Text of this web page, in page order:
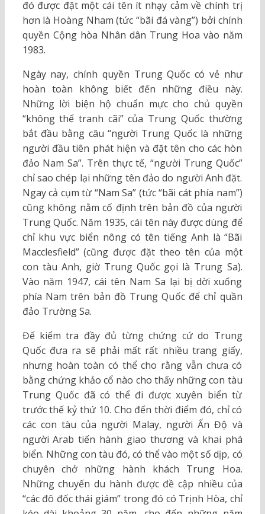
đó được đặt một cái tên ít nhạy cảm về chính trị
hơn là Hoàng Nham (tức “bãi đá vàng”) bởi chính
quyền Cộng hòa Nhân dân Trung Hoa vào năm
1983.
Ngày nay, chính quyền Trung Quốc có vẻ như
hoàn toàn không biết đến những điều này.
Những lời biện hộ chuẩn mực cho chủ quyền
“không thể tranh cãi” của Trung Quốc thường
bắt đầu bằng câu “người Trung Quốc là những
người đầu tiên phát hiện và đặt tên cho các hòn
đảo Nam Sa”. Trên thực tế, “người Trung Quốc”
chỉ sao chép lại những tên đảo do người Anh đặt.
Ngay cả cụm từ “Nam Sa” (tức “bãi cát phía nam”)
cũng không nằm cố định trên bản đồ của người
Trung Quốc. Năm 1935, cái tên này được dùng để
chỉ khu vực biển nông có tên tiếng Anh là “Bãi
Macclesfield” (cũng được đặt theo tên của một
con tàu Anh, giờ Trung Quốc gọi là Trung Sa).
Vào năm 1947, cái tên Nam Sa lại bị dời xuống
phía Nam trên bản đồ Trung Quốc để chỉ quần
đảo Trường Sa.
Để kiểm tra đầy đủ từng chứng cứ do Trung
Quốc đưa ra sẽ phải mất rất nhiều trang giấy,
nhưng hoàn toàn có thể cho rằng vẫn chưa có
bằng chứng khảo cổ nào cho thấy những con tàu
Trung Quốc đã có thể đi được xuyên biển từ
trước thế kỷ thứ 10. Cho đến thời điểm đó, chỉ có
các con tàu của người Malay, người Ấn Độ và
người Arab tiến hành giao thương và khai phá
biển. Những con tàu đó, có thể vào một số dịp, có
chuyên chở những hành khách Trung Hoa.
Những chuyến du hành được đề cập nhiều của
“các đô đốc thái giám” trong đó có Trịnh Hòa, chỉ